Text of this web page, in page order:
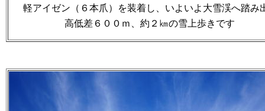
軽アイゼン（６本爪）を装着し、いよいよ大雪渓へ踏み
高低差６００ｍ、約２㎞の雪上歩きです